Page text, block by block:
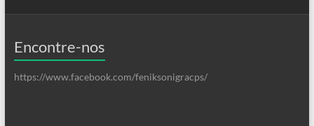
Encontre-nos
https://www.facebook.com/feniksonigracps/